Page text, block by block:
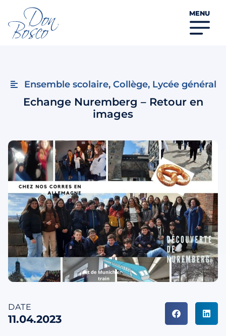
MENU
Ensemble scolaire, Collège, Lycée général
Echange Nuremberg – Retour en
images
DATE
11.04.2023